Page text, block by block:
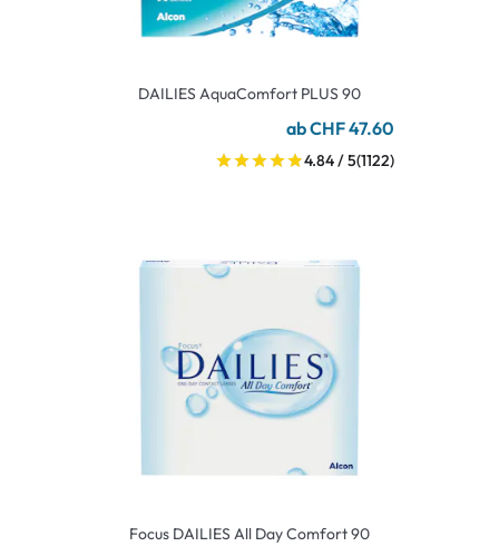
DAILIES AquaComfort PLUS 90
ab CHF 47.60
4.84 / 5(1122)
Focus DAILIES All Day Comfort 90